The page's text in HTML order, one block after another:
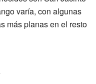
varía, con algunas
más planas en el resto